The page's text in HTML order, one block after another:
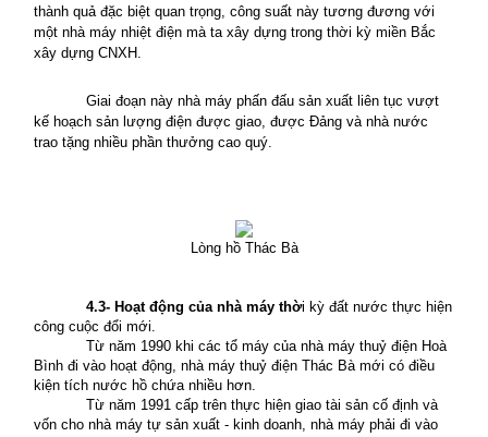
thành quả đặc biệt quan trọng, công suất này tương đương với
một nhà máy nhiệt điện mà ta xây dựng trong thời kỳ miền Bắc
xây dựng CNXH.
Giai đoạn này nhà máy phấn đấu sản xuất liên tục vượt
kế hoạch sản lượng điện được giao, được Đảng và nhà nước
trao tặng nhiều phần thưởng cao quý.
Lòng hồ Thác Bà
4.3- Hoạt động của nhà máy thời kỳ đất nước thực hiện
công cuộc đổi mới.
Từ năm 1990 khi các tổ máy của nhà máy thuỷ điện Hoà
Bình đi vào hoạt động, nhà máy thuỷ điện Thác Bà mới có điều
kiện tích nước hồ chứa nhiều hơn.
Từ năm 1991 cấp trên thực hiện giao tài sản cố định và
vốn cho nhà máy tự sản xuất - kinh doanh, nhà máy phải đi vào